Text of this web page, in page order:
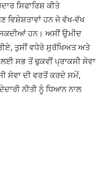
ਸਿਫਾਰਿਸ਼ ਕੀਤੇ
ਵਿਸ਼ੇਸ਼ਤਾਵਾਂ ਹਨ ਜੋ ਵੱਖ-ਵੱਖ
ਹਨ। ਅਸੀਂ ਉਮੀਦ
ਤੁਸੀਂ ਵਧੇਰੇ ਸੁਰੱਖਿਅਤ ਅਤੇ
ਸਭ ਤੋਂ ਢੁਕਵੀਂ ਪ੍ਰਾਕਸੀ ਸੇਵਾ
ਸੇਵਾ ਦੀ ਵਰਤੋਂ ਕਰਦੇ ਸਮੇਂ,
ਨੀਤੀ ਨੂੰ ਧਿਆਨ ਨਾਲ